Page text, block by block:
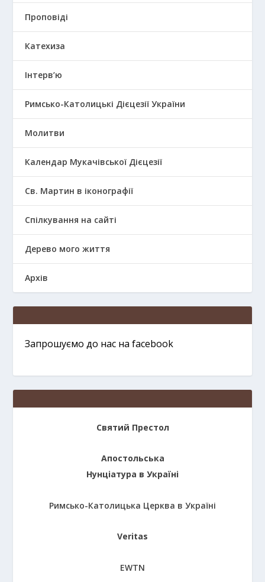
Проповіді
Катехиза
Інтерв’ю
Римсько-Католицькі Дієцезії України
Молитви
Календар Мукачівської Дієцезії
Св. Мартин в іконографії
Спілкування на сайті
Дерево мого життя
Архів
Запрошуємо до нас на facebook
Святий Престол
Апостольська
Нунціатура в Україні
Римсько-Католицька Церква в Україні
Veritas
EWTN